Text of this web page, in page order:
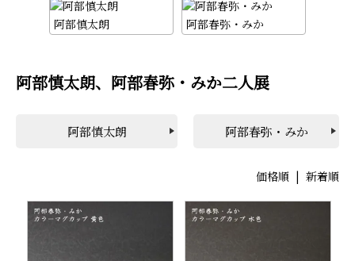
阿部慎太朗 阿部春弥・みか
阿部慎太朗、阿部春弥・みか二人展
阿部慎太朗 阿部春弥・みか
価格順 | 新着順